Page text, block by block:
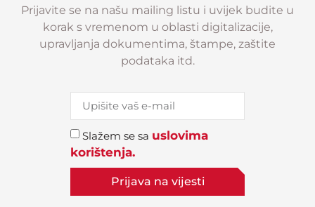
Prijavite se na našu mailing listu i uvijek budite u
korak s vremenom u oblasti digitalizacije,
upravljanja dokumentima, štampe, zaštite
podataka itd.
Slažem se sa uslovima
korištenja.
Prijava na vijesti